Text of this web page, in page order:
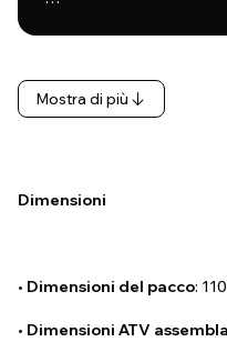
Mostra di più
Dimensioni
• Dimensioni del pacco:
• Dimensioni ATV